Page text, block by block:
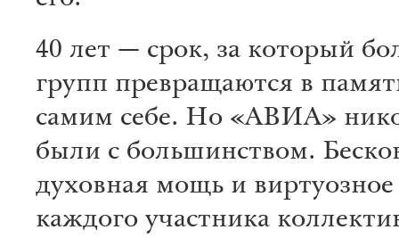
40 лет — срок, за который
групп превращаются в
самим себе. Но «АВИА»
были с большинством.
духовная мощь и виртуозное
каждого участника